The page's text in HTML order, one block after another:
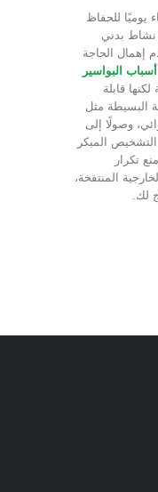
يوميًا. شرب 2–3 لتر ماء يوميًا للحفاظ
نشاط بدني
إهمال الحاجة
أسباب البواسير
قابلة
البسيطة مثل
وصولًا إلى
المبكر
تكرار
المنتفخة،
لك.